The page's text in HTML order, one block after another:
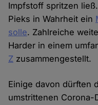
Impfstoff spritzen
Pieks in Wahrheit ein
solle. Zahlreiche
Harder in einem
Z zusammengestellt.
Einige davon dürften
umstrittenen Corona-